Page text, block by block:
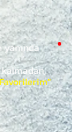
yanında